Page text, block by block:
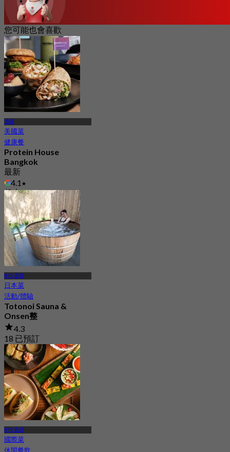
您可能也會喜歡
通羅
美國菜
健康餐
Protein House
Bangkok
最新
4.1
起฿ 647.5
BTS 通羅
日本菜
活動/體驗
Totonoi Sauna &
Onsen整
4.3
18 已預訂
起฿ 1,099
BTS 通羅
國際菜
休閒餐飲